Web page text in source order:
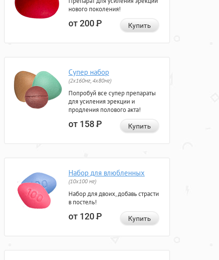
нового поколения!
от 200Р Купить
Супер набор
(2х160мг, 4х80мг)
Попробуй все супер препараты
для усиления эрекции и
продления полового акта!
от 158Р Купить
Набор для влюбленных
(10х100 мг)
Набор для двоих, добавь страсти
в постель!
от 120Р Купить